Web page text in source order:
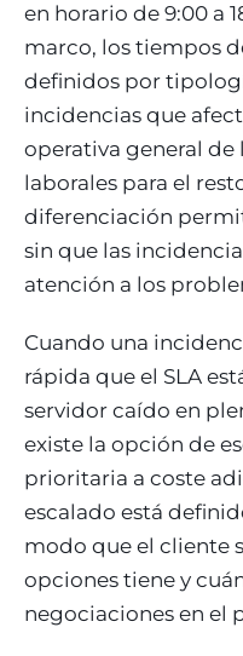
en horario de 9:00 a
marco, los tiempos
definidos por
incidencias que
operativa general de
laborales para el
diferenciación
sin que las
atención a los
Cuando una
rápida que el SLA
servidor caído en
existe la opción de
prioritaria a coste
escalado está
modo que el cliente
opciones tiene y
negociaciones en el